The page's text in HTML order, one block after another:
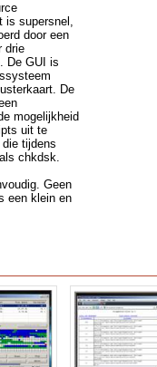
is supersnel,
door een
drie
De GUI is
De
mogelijkheid
uit te
tijdens
chkdsk.
Geen
een klein en